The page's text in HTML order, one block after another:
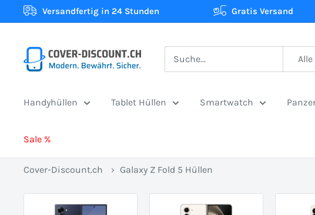
Direkt
zum
Versandfertig in 24 Stunden Gratis Versand
Cover-
Discount.ch:
Onlineshop
der
Schweiz
für
Handyhüllen Tablet Hüllen Smartwatch
Sale %
Cover-Discount.ch › Galaxy Z Fold 5 Hüllen